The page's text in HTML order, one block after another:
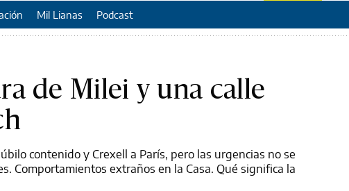
Mil Lianas Podcast
de Milei y una calle
contenido y Crexell a París, pero las urgencias no se
Comportamientos extraños en la Casa. Qué significa la